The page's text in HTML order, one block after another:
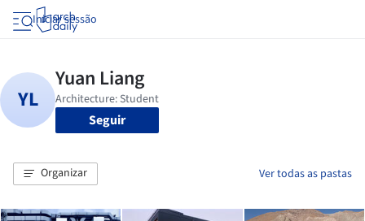
Iniciar sessão
Seguir
Organizar Ver todas as pastas